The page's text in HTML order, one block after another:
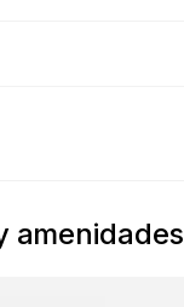
amenidades